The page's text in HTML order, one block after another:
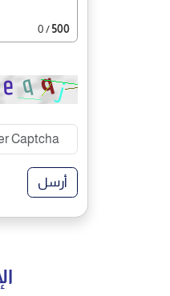
500
/ 0
أرسل